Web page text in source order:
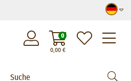
0,00€
0